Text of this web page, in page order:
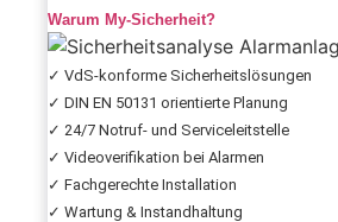
Warum My-Sicherheit?
✓ VdS-konforme Sicherheitslösungen
✓ DIN EN 50131 orientierte Planung
✓ 24/7 Notruf- und Serviceleitstelle
✓ Videoverifikation bei Alarmen
✓ Fachgerechte Installation
✓ Wartung & Instandhaltung